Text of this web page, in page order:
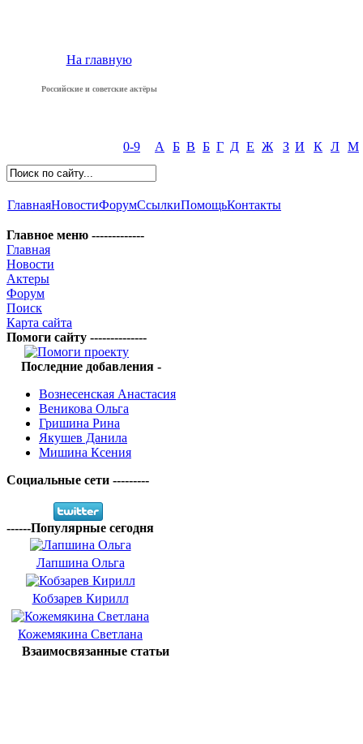
На главную
Российские и советские актёры
0-9 А Б В Б Г Д Е Ж З И К Л М
ГлавнаяНовостиФорумСсылкиПомощьКонтакты
Главное меню -------------
Главная
Новости
Актеры
Форум
Поиск
Карта сайта
Помоги сайту --------------
Последние добавления -
Вознесенская Анастасия
Веникова Ольга
Гришина Рина
Якушев Данила
Мишина Ксения
Социальные сети ---------
------Популярные сегодня
Лапшина Ольга
Кобзарев Кирилл
Кожемякина Светлана
Взаимосвязанные статьи